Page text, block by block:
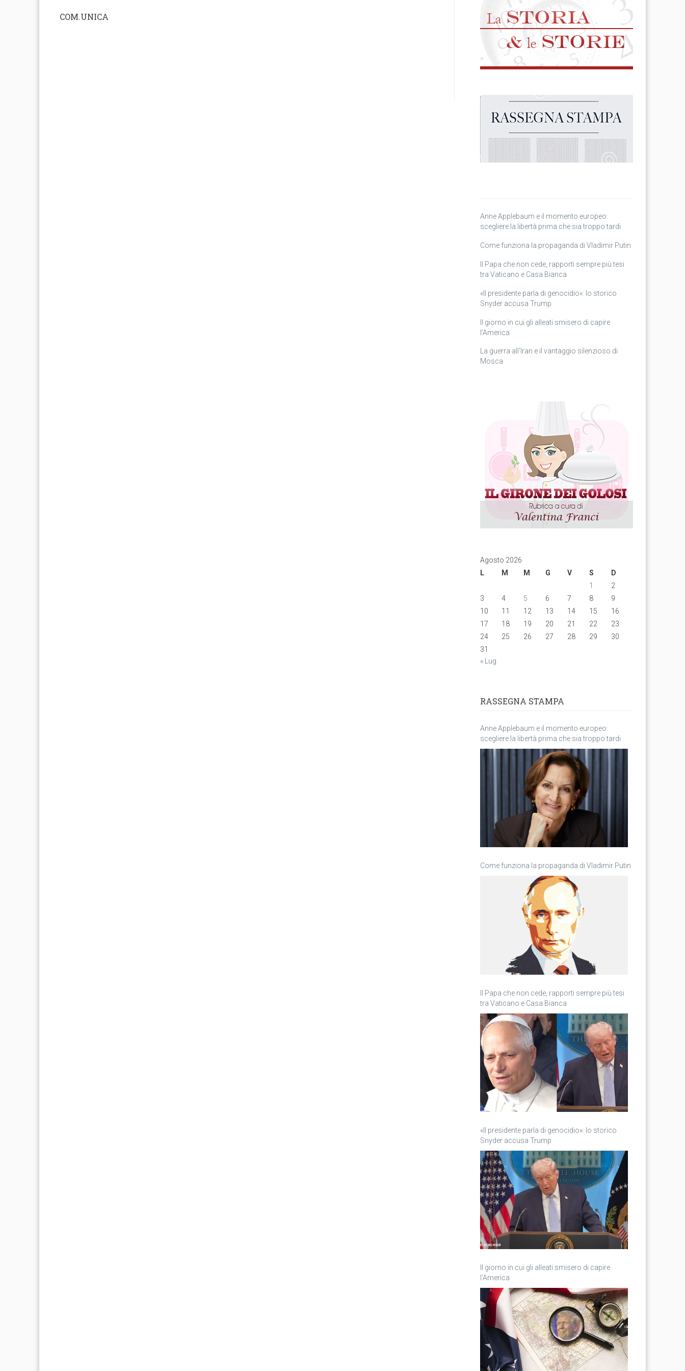
COM.UNICA
Anne Applebaum e il momento europeo:
scegliere la libertà prima che sia troppo tardi
Come funziona la propaganda di Vladimir Putin
Il Papa che non cede, rapporti sempre più tesi
tra Vaticano e Casa Bianca
«Il presidente parla di genocidio»: lo storico
Snyder accusa Trump
Il giorno in cui gli alleati smisero di capire
l’America
La guerra all’Iran e il vantaggio silenzioso di
Mosca
Agosto 2026
L
M M G V S
D
1
2
3
4 5 6 7 8
9
10
11 12 13 14 15
16
17
18 19 20 21 22
23
24
25 26 27 28 29
30
31
« Lug
RASSEGNA STAMPA
Anne Applebaum e il momento europeo:
scegliere la libertà prima che sia troppo tardi
Come funziona la propaganda di Vladimir Putin
Il Papa che non cede, rapporti sempre più tesi
tra Vaticano e Casa Bianca
«Il presidente parla di genocidio»: lo storico
Snyder accusa Trump
Il giorno in cui gli alleati smisero di capire
l’America